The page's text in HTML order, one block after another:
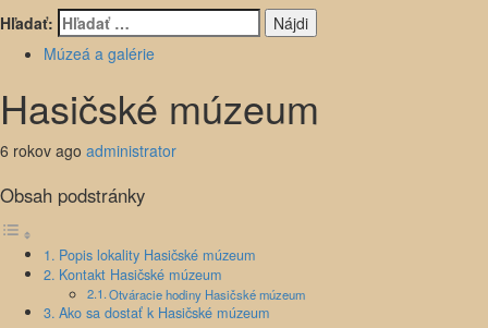
Hľadať:
Múzeá a galérie
Hasičské múzeum
6 rokov ago administrator
Obsah podstránky
Popis lokality Hasičské múzeum
Kontakt Hasičské múzeum
Otváracie hodiny Hasičské múzeum
Ako sa dostať k Hasičské múzeum